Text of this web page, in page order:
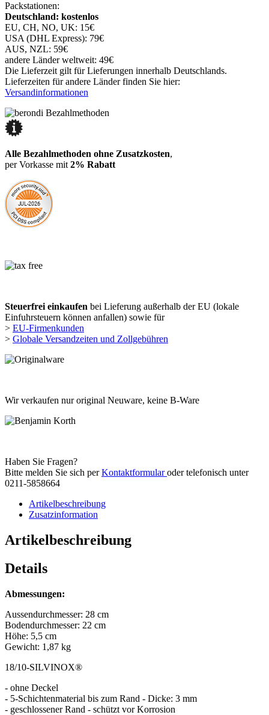
Packstationen:
Deutschland: kostenlos
EU, CH, NO, UK: 15€
USA (DHL Express): 79€
AUS, NZL: 59€
andere Länder weltweit: 49€
Die Lieferzeit gilt für Lieferungen innerhalb Deutschlands.
Lieferzeiten für andere Länder finden Sie hier:
Versandinformationen
Alle Bezahlmethoden ohne Zusatzkosten,
per Vorkasse mit 2% Rabatt
Steuerfrei einkaufen bei Lieferung außerhalb der EU (lokale
Einfuhrsteuern können anfallen) sowie für
> EU-Firmenkunden
> Globale Versandzeiten und Zollgebühren
Wir verkaufen nur original Neuware, keine B-Ware
Haben Sie Fragen?
Bitte melden Sie sich perKontaktformularoder telefonisch unter
0211-5858664
Artikelbeschreibung
Zusatzinformation
Artikelbeschreibung
Details
Abmessungen:
Aussendurchmesser: 28 cm
Bodendurchmesser: 22 cm
Höhe: 5,5 cm
Gewicht: 1,87 kg
18/10-SILVINOX®
- ohne Deckel
- 5-Schichtenmaterial bis zum Rand - Dicke: 3 mm
- geschlossener Rand - schützt vor Korrosion